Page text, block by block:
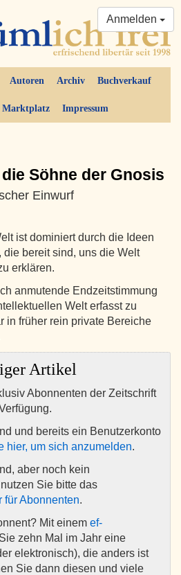
Autoren Archiv Buchverkauf
Marktplatz Impressum
Anmelden
Söhne der Gnosis
Einwurf
ist dominiert durch die Ideen
die bereit sind, uns die Welt
erklären.
anmutende Endzeitstimmung
Welt erfasst zu
in früher rein private Bereiche
Artikel
Abonnenten der Zeitschrift
und bereits ein Benutzerkonto
hier, um sich anzumelden.
aber noch kein
Sie bitte das
für Abonnenten.
Mit einem ef-
zehn Mal im Jahr eine
elektronisch), die anders ist
Sie dann diesen und viele